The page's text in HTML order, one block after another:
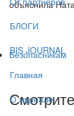
БЛОГИ
BIS JOURNAL
Главная
О журнале
объяснила
Безопасникам